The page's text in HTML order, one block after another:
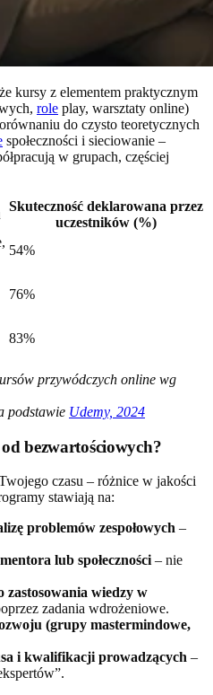
kursy z elementem praktycznym
role play, warsztaty online)
do czysto teoretycznych
społeczności i sieciowanie –
w grupach, częściej
Skuteczność deklarowana przez
uczestników (%)
54%
76%
83%
przywódczych online wg
podstawie Udemy, 2024
bezwartościowych?
czasu – różnice w jakości
stawiają na:
problemów zespołowych –
lub społeczności – nie
zastosowania wiedzy w
zadania wdrożeniowe.
(grupy mastermindowe,
i kwalifikacji prowadzących –